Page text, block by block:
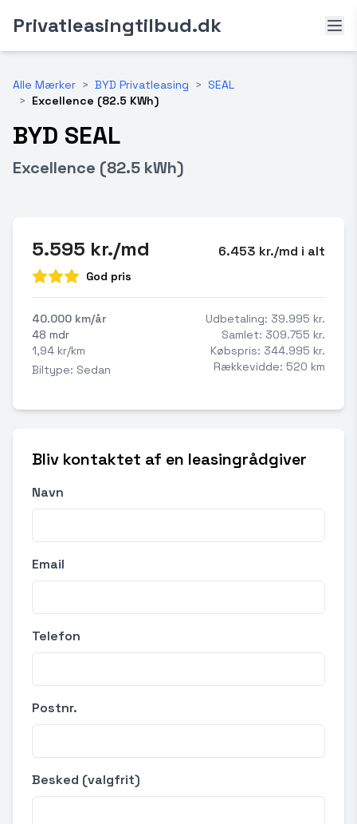
Privatleasingtilbud.dk
Alle Mærker > BYD Privatleasing > SEAL
> Excellence (82.5 KWh)
BYD SEAL
Excellence (82.5 kWh)
5.595 kr./md 6.453 kr./md i alt
God pris
40.000 km/år
48 mdr
1,94 kr/km
Biltype: Sedan
Udbetaling: 39.995 kr.
Samlet: 309.755 kr.
Købspris: 344.995 kr.
Rækkevidde: 520 km
Bliv kontaktet af en leasingrådgiver
Navn
Email
Telefon
Postnr.
Besked (valgfrit)